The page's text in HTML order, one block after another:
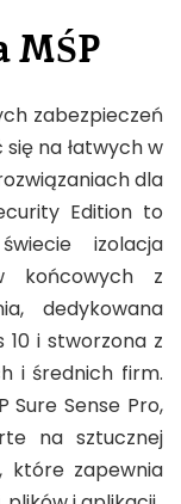
MŚP
zabezpieczeń
na łatwych w
dla
Edition to
izolacja
końcowych z
dedykowana
i stworzona z
i średnich firm.
Sure Sense Pro,
na sztucznej
które zapewnia